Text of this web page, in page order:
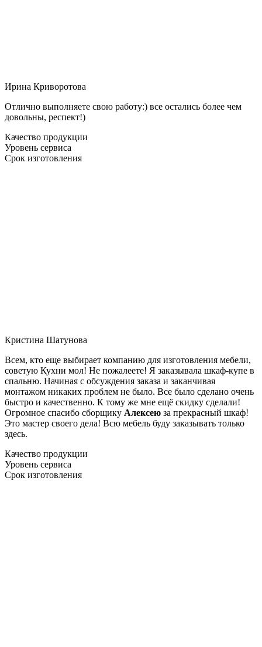
Ирина Криворотова
Отлично выполняете свою работу:) все остались более чем
довольны, респект!)
Качество продукции
Уровень сервиса
Срок изготовления
Кристина Шатунова
Всем, кто еще выбирает компанию для изготовления мебели,
советую Кухни мол! Не пожалеете! Я заказывала шкаф-купе в
спальню. Начиная с обсуждения заказа и заканчивая
монтажом никаких проблем не было. Все было сделано очень
быстро и качественно. К тому же мне ещё скидку сделали!
Огромное спасибо сборщику Алексею за прекрасный шкаф!
Это мастер своего дела! Всю мебель буду заказывать только
здесь.
Качество продукции
Уровень сервиса
Срок изготовления